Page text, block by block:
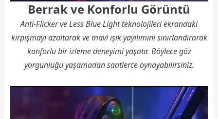
Berrak ve Konforlu Görüntü
Anti-Flicker ve Less Blue Light teknolojileri ekrandaki
kırpışmayı azaltarak ve mavi ışık yayılımını sınırlandırarak
konforlu bir izleme deneyimi yaşatır. Böylece göz
yorgunluğu yaşamadan saatlerce oynayabilirsiniz.